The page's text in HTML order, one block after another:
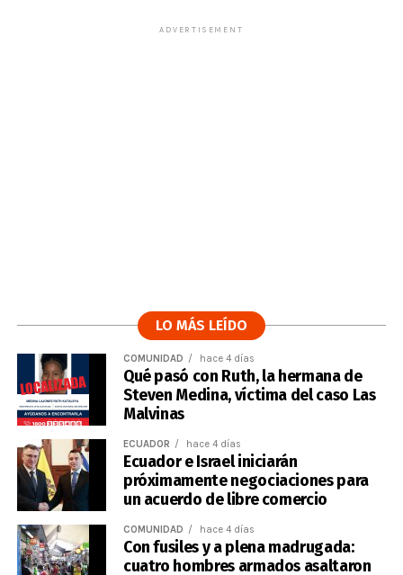
ADVERTISEMENT
LO MÁS LEÍDO
COMUNIDAD hace 4 días
Qué pasó con Ruth, la hermana de
Steven Medina, víctima del caso Las
Malvinas
ECUADOR hace 4 días
Ecuador e Israel iniciarán
próximamente negociaciones para
un acuerdo de libre comercio
COMUNIDAD hace 4 días
Con fusiles y a plena madrugada:
cuatro hombres armados asaltaron